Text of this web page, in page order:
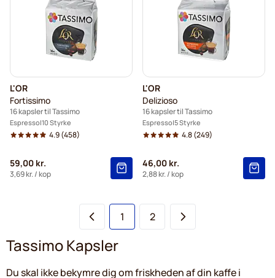
L'OR
Fortissimo
16 kapsler til Tassimo
Espresso 10 Styrke
4.9(458)
59,00 kr.
3,69 kr./ kop
L'OR
Delizioso
16 kapsler til Tassimo
Espresso 5 Styrke
4.8(249)
46,00 kr.
2,88 kr./ kop
Du læser i øjeblikket side
1 Side
2
Tassimo Kapsler
Du skal ikke bekymre dig om friskheden af din kaffe i